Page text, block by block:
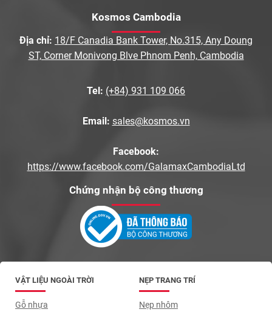
Kosmos Cambodia
Địa chỉ: 18/F Canadia Bank Tower, No.315, Any Doung
ST, Corner Monivong Blve Phnom Penh, Cambodia
Tel: (+84) 931 109 066
Email: sales@kosmos.vn
Facebook:
https://www.facebook.com/GalamaxCambodiaLtd
Chứng nhận bộ công thương
VẬT LIỆU NGOÀI TRỜI
Gỗ nhựa
NẸP TRANG TRÍ
Nẹp nhôm